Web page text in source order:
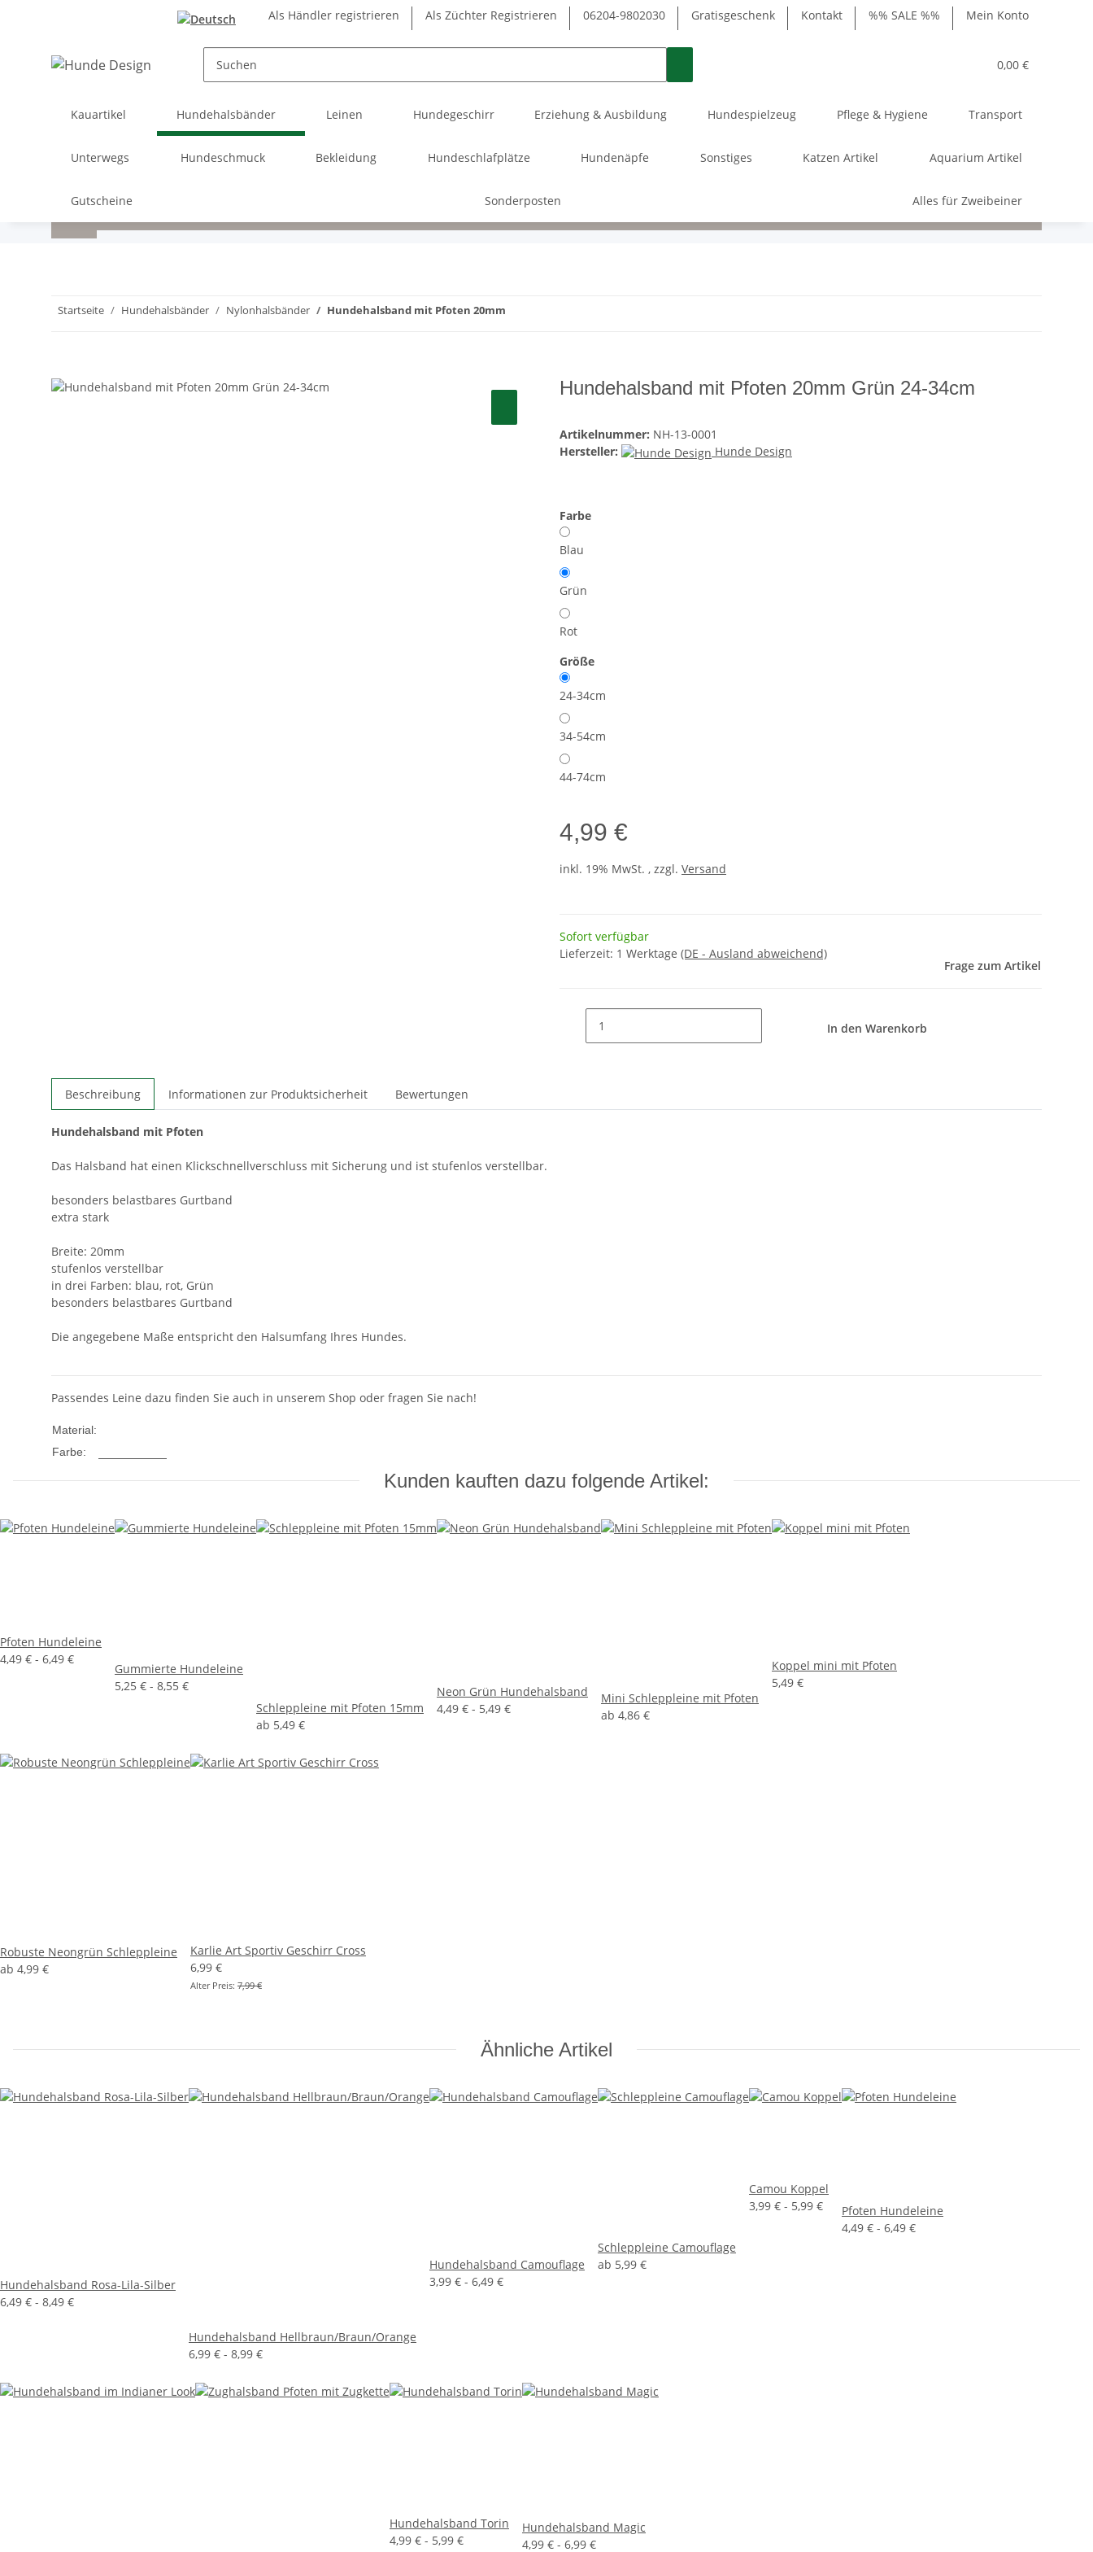
Als Händler registrieren Als Züchter Registrieren 06204-9802030 Gratisgeschenk Kontakt %% SALE %% Mein Konto
0,00 €
Kauartikel Hundehalsbänder Leinen Hundegeschirr Erziehung & Ausbildung Hundespielzeug Pflege & Hygiene Transport
Unterwegs Hundeschmuck Bekleidung Hundeschlafplätze Hundenäpfe Sonstiges Katzen Artikel Aquarium Artikel
Gutscheine Sonderposten Alles für Zweibeiner
Startseite Hundehalsbänder Nylonhalsbänder Hundehalsband mit Pfoten 20mm
Hundehalsband mit Pfoten 20mm Grün 24-34cm
Artikelnummer: NH-13-0001
Hersteller:
Hunde Design
Farbe
Blau
Grün
Rot
Größe
24-34cm
34-54cm
44-74cm
4,99 €
inkl. 19% MwSt. , zzgl. Versand
Sofort verfügbar
Lieferzeit: 1 Werktage (DE - Ausland abweichend)
Frage zum Artikel
In den Warenkorb
Beschreibung Informationen zur Produktsicherheit Bewertungen
Hundehalsband mit Pfoten
Das Halsband hat einen Klickschnellverschluss mit Sicherung und ist stufenlos verstellbar.
besonders belastbares Gurtband
extra stark
Breite: 20mm
stufenlos verstellbar
in drei Farben: blau, rot, Grün
besonders belastbares Gurtband
Die angegebene Maße entspricht den Halsumfang Ihres Hundes.
Passendes Leine dazu finden Sie auch in unserem Shop oder fragen Sie nach!
Material:
Farbe:
Kunden kauften dazu folgende Artikel:
Pfoten Hundeleine
4,49 € - 6,49 €
Gummierte Hundeleine
5,25 € - 8,55 €
Schleppleine mit Pfoten 15mm
ab 5,49 €
Neon Grün Hundehalsband
4,49 € - 5,49 €
Mini Schleppleine mit Pfoten
ab 4,86 €
Koppel mini mit Pfoten
5,49 €
Robuste Neongrün Schleppleine
ab 4,99 €
Karlie Art Sportiv Geschirr Cross
6,99 €
Alter Preis: 7,99 €
Ähnliche Artikel
Hundehalsband Rosa-Lila-Silber
6,49 € - 8,49 €
Hundehalsband Hellbraun/Braun/Orange
6,99 € - 8,99 €
Hundehalsband Camouflage
3,99 € - 6,49 €
Schleppleine Camouflage
ab 5,99 €
Camou Koppel
3,99 € - 5,99 €
Pfoten Hundeleine
4,49 € - 6,49 €
Hundehalsband Torin
4,99 € - 5,99 €
Hundehalsband Magic
4,99 € - 6,99 €